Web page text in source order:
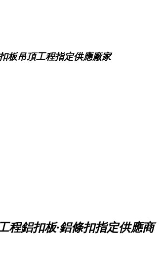
板吊頂工程指定供應廠家
程鋁扣板·鋁條扣指定供應商